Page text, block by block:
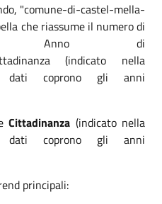
"comune-di-castel-mella-
che riassume il numero di
Anno di
(indicato nella
coprono gli anni
Cittadinanza (indicato nella
coprono gli anni
principali: